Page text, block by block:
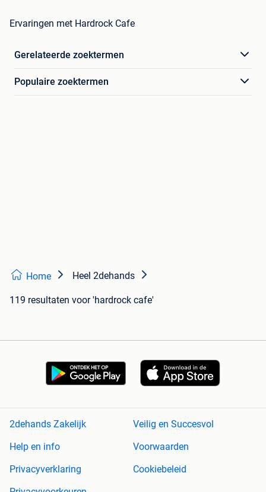
Ervaringen met Hardrock Cafe
Gerelateerde zoektermen
Populaire zoektermen
Home Heel 2dehands
119 resultaten voor 'hardrock cafe'
2dehands Zakelijk
Veilig en Succesvol
Help en info
Voorwaarden
Privacyverklaring
Cookiebeleid